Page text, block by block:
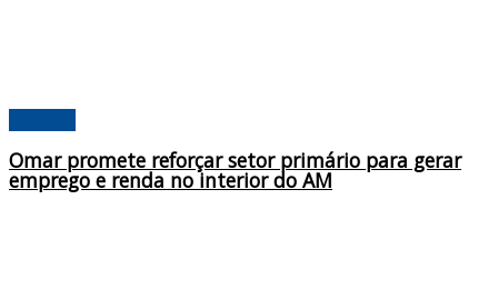
Omar promete reforçar setor primário para gerar
emprego e renda no interior do AM